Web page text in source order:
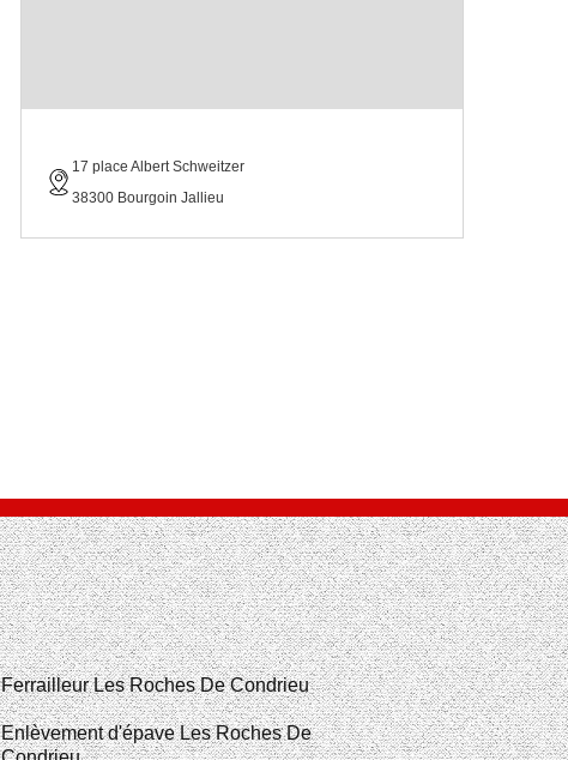
17 place Albert Schweitzer
38300 Bourgoin Jallieu
Ferrailleur Les Roches De Condrieu
Enlèvement d'épave Les Roches De